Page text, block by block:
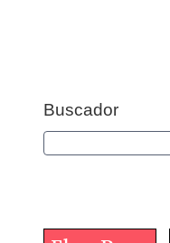
Buscador